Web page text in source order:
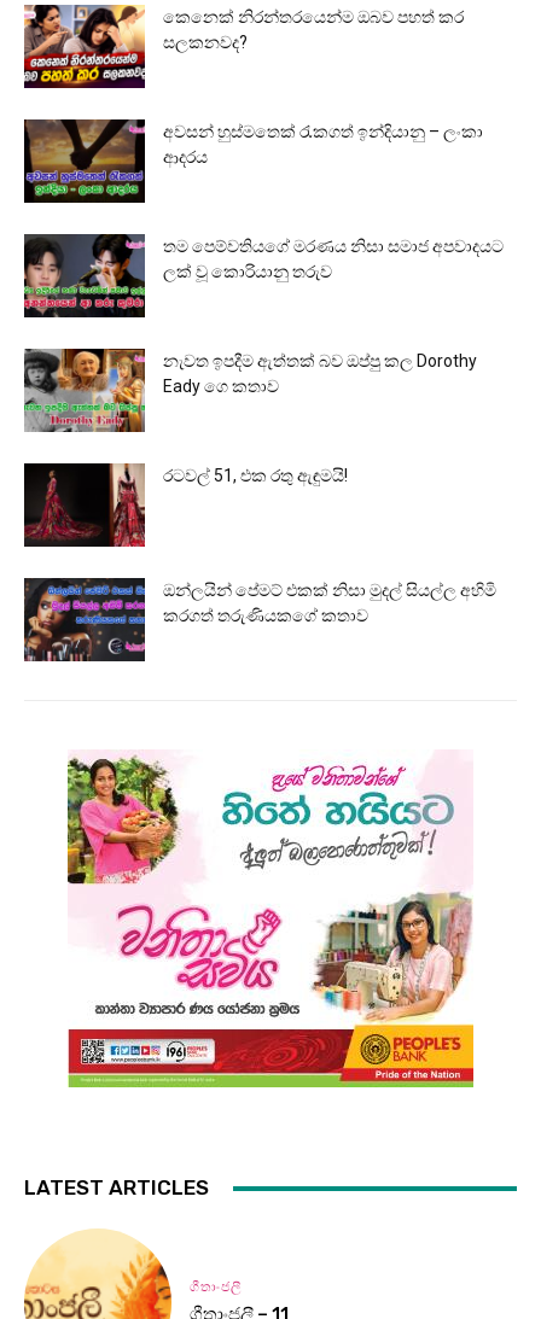
කෙනෙක් නිරන්තරයෙන්ම ඔබව පහත් කර
සලකනවද?
අවසන් හුස්මතෙක් රැකගත් ඉන්දියානු – ලංකා
ආදරය
තම පෙම්වතියගේ මරණය නිසා සමාජ අපවාදයට
ලක් වූ කොරියානු තරුව
නැවත ඉපදීම ඇත්තක් බව ඔප්පු කල Dorothy
Eady ගෙ කතාව
රටවල් 51, එක රතු ඇඳුමයි!
ඔන්ලයින් පේමට් එකක් නිසා මුදල් සියල්ල අහිමි
කරගත් තරුණියකගේ කතාව
LATEST ARTICLES
ගීතාංජලී
ගීතාංජලී – 11